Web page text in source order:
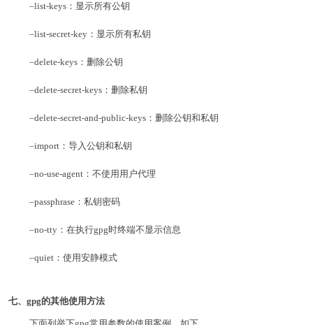
–list-keys：显示所有公钥
–list-secret-key：显示所有私钥
–delete-keys：删除公钥
–delete-secret-keys：删除私钥
–delete-secret-and-public-keys：删除公钥和私钥
–import：导入公钥和私钥
–no-use-agent：不使用用户代理
–passphrase：私钥密码
–no-tty：在执行gpg时终端不显示信息
–quiet：使用安静模式
七、gpg的其他使用方法